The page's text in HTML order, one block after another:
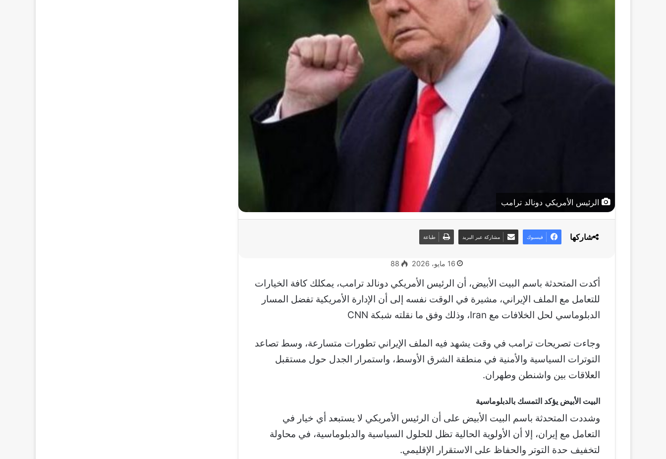
الرئيس الأمريكي دونالد ترامب
16 مايو، 2026 88
أكدت المتحدثة باسم البيت الأبيض، أن الرئيس الأمريكي دونالد ترامب، يمكلك كافة الخيارات
للتعامل مع الملف الإيراني، مشيرة في الوقت نفسه إلى أن الإدارة الأمريكية تفضل المسار
الدبلوماسي لحل الخلافات مع Iran، وذلك وفق ما نقلته شبكة CNN
وجاءت تصريحات ترامب في وقت يشهد فيه الملف الإيراني تطورات متسارعة، وسط تصاعد
التوترات السياسية والأمنية في منطقة الشرق الأوسط، واستمرار الجدل حول مستقبل
العلاقات بين واشنطن وطهران.
البيت الأبيض يؤكد التمسك بالدبلوماسية
وشددت المتحدثة باسم البيت الأبيض على أن الرئيس الأمريكي لا يستبعد أي خيار في
التعامل مع إيران، إلا أن الأولوية الحالية تظل للحلول السياسية والدبلوماسية، في محاولة
لتخفيف حدة التوتر والحفاظ على الاستقرار الإقليمي.
شاركها فيسبوك مشاركة عبر البريد طباعة